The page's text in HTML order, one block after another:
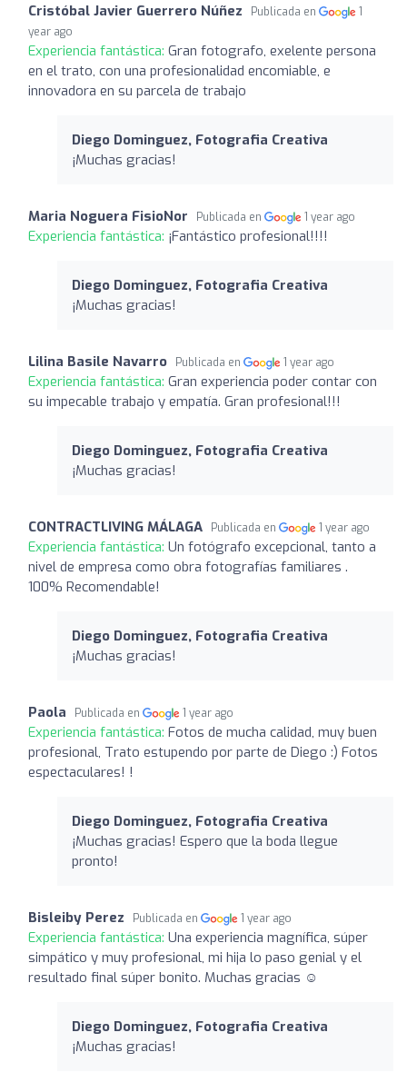
Cristóbal Javier Guerrero Núñez Publicada en
1
year ago
Experiencia fantástica: Gran fotografo, exelente persona
en el trato, con una profesionalidad encomiable, e
innovadora en su parcela de trabajo
Diego Dominguez, Fotografia Creativa
¡Muchas gracias!
Maria Noguera FisioNor Publicada en 1 year ago
Experiencia fantástica: ¡Fantástico profesional!!!!
Diego Dominguez, Fotografia Creativa
¡Muchas gracias!
Lilina Basile Navarro Publicada en 1 year ago
Experiencia fantástica: Gran experiencia poder contar con
su impecable trabajo y empatía. Gran profesional!!!
Diego Dominguez, Fotografia Creativa
¡Muchas gracias!
CONTRACTLIVING MÁLAGA Publicada en 1 year ago
Experiencia fantástica: Un fotógrafo excepcional, tanto a
nivel de empresa como obra fotografías familiares .
100% Recomendable!
Diego Dominguez, Fotografia Creativa
¡Muchas gracias!
Paola Publicada en 1 year ago
Experiencia fantástica: Fotos de mucha calidad, muy buen
profesional, Trato estupendo por parte de Diego :) Fotos
espectaculares! !
Diego Dominguez, Fotografia Creativa
¡Muchas gracias! Espero que la boda llegue
pronto!
Bisleiby Perez Publicada en 1 year ago
Experiencia fantástica: Una experiencia magnífica, súper
simpático y muy profesional, mi hija lo paso genial y el
resultado final súper bonito. Muchas gracias ☺️
Diego Dominguez, Fotografia Creativa
¡Muchas gracias!